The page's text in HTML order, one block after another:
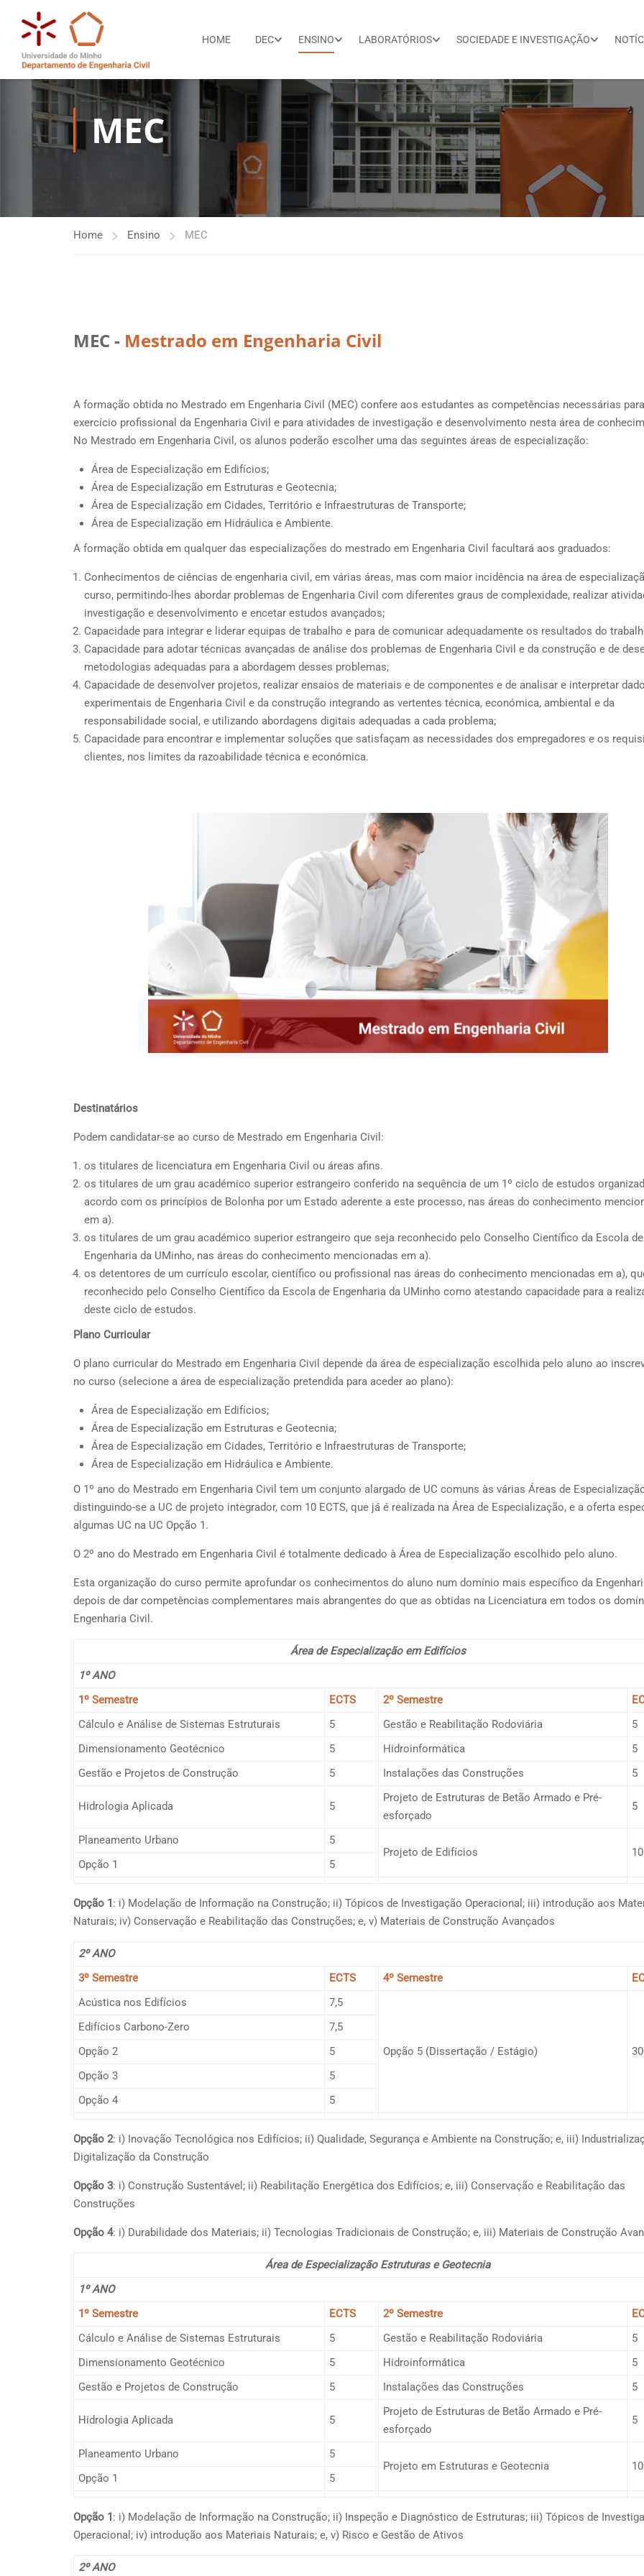
HOME DEC ENSINO LABORATÓRIOS SOCIEDADE E INVESTIGAÇÃO
MEC
Home Ensino MEC
MEC - Mestrado em Engenharia Civil
A formação obtida no Mestrado em Engenharia Civil (MEC) confere aos estudantes as competências necessárias
exercício profissional da Engenharia Civil e para atividades de investigação e desenvolvimento nesta área de
No Mestrado em Engenharia Civil, os alunos poderão escolher uma das seguintes áreas de especialização:
Área de Especialização em Edifícios;
Área de Especialização em Estruturas e Geotecnia;
Área de Especialização em Cidades, Território e Infraestruturas de Transporte;
Área de Especialização em Hidráulica e Ambiente.
A formação obtida em qualquer das especializações do mestrado em Engenharia Civil facultará aos graduados:
Conhecimentos de ciências de engenharia civil, em várias áreas, mas com maior incidência na área de
curso, permitindo-lhes abordar problemas de Engenharia Civil com diferentes graus de complexidade, realizar
investigação e desenvolvimento e encetar estudos avançados;
Capacidade para integrar e liderar equipas de trabalho e para de comunicar adequadamente os resultados do
Capacidade para adotar técnicas avançadas de análise dos problemas de Engenharia Civil e da construção e de
metodologias adequadas para a abordagem desses problemas;
Capacidade de desenvolver projetos, realizar ensaios de materiais e de componentes e de analisar e interpretar
experimentais de Engenharia Civil e da construção integrando as vertentes técnica, económica, ambiental e da
responsabilidade social, e utilizando abordagens digitais adequadas a cada problema;
Capacidade para encontrar e implementar soluções que satisfaçam as necessidades dos empregadores e os
clientes, nos limites da razoabilidade técnica e económica.
Destinatários
Podem candidatar-se ao curso de Mestrado em Engenharia Civil:
os titulares de licenciatura em Engenharia Civil ou áreas afins.
os titulares de um grau académico superior estrangeiro conferido na sequência de um 1º ciclo de estudos
acordo com os princípios de Bolonha por um Estado aderente a este processo, nas áreas do conhecimento
em a).
os titulares de um grau académico superior estrangeiro que seja reconhecido pelo Conselho Científico da Escola de
Engenharia da UMinho, nas áreas do conhecimento mencionadas em a).
os detentores de um currículo escolar, científico ou profissional nas áreas do conhecimento mencionadas em a),
reconhecido pelo Conselho Científico da Escola de Engenharia da UMinho como atestando capacidade para a
deste ciclo de estudos.
Plano Curricular
O plano curricular do Mestrado em Engenharia Civil depende da área de especialização escolhida pelo aluno ao
no curso (selecione a área de especialização pretendida para aceder ao plano):
Área de Especialização em Edifícios;
Área de Especialização em Estruturas e Geotecnia;
Área de Especialização em Cidades, Território e Infraestruturas de Transporte;
Área de Especialização em Hidráulica e Ambiente.
O 1º ano do Mestrado em Engenharia Civil tem um conjunto alargado de UC comuns às várias Áreas de
distinguindo-se a UC de projeto integrador, com 10 ECTS, que já é realizada na Área de Especialização, e a oferta
algumas UC na UC Opção 1.
O 2º ano do Mestrado em Engenharia Civil é totalmente dedicado à Área de Especialização escolhido pelo aluno.
Esta organização do curso permite aprofundar os conhecimentos do aluno num domínio mais específico da
depois de dar competências complementares mais abrangentes do que as obtidas na Licenciatura em todos os
Engenharia Civil.
Área de Especialização em Edifícios
1º ANO
1º Semestre
ECTS 2º Semestre
Cálculo e Análise de Sistemas Estruturais
5 Gestão e Reabilitação Rodoviária
5
Dimensionamento Geotécnico
5 Hidroinformática
5
Gestão e Projetos de Construção
5 Instalações das Construções 5
Hidrologia Aplicada 5
Projeto de Estruturas de Betão Armado e Pré-
esforçado
5
Planeamento Urbano
5
Projeto de Edifícios
10
Opção 1
5
Opção 1: i) Modelação de Informação na Construção; ii) Tópicos de Investigação Operacional; iii) introdução aos
Naturais; iv) Conservação e Reabilitação das Construções; e, v) Materiais de Construção Avançados
2º ANO
3º Semestre
ECTS 4º Semestre
Acústica nos Edifícios
7,5
Opção 5 (Dissertação / Estágio) 30
Edifícios Carbono-Zero
7,5
Opção 2
5
Opção 3
5
Opção 4
5
Opção 2: i) Inovação Tecnológica nos Edifícios; ii) Qualidade, Segurança e Ambiente na Construção; e, iii)
Digitalização da Construção
Opção 3: i) Construção Sustentável; ii) Reabilitação Energética dos Edifícios; e, iii) Conservação e Reabilitação das
Construções
Opção 4: i) Durabilidade dos Materiais; ii) Tecnologias Tradicionais de Construção; e, iii) Materiais de Construção
Área de Especialização Estruturas e Geotecnia
1º ANO
1º Semestre
ECTS 2º Semestre
Cálculo e Análise de Sistemas Estruturais
5 Gestão e Reabilitação Rodoviária
5
Dimensionamento Geotécnico
5 Hidroinformática
5
Gestão e Projetos de Construção
5 Instalações das Construções 5
Hidrologia Aplicada 5
Projeto de Estruturas de Betão Armado e Pré-
esforçado
5
Planeamento Urbano
5
Projeto em Estruturas e Geotecnia
10
Opção 1
5
Opção 1: i) Modelação de Informação na Construção; ii) Inspeção e Diagnóstico de Estruturas; iii) Tópicos de
Operacional; iv) introdução aos Materiais Naturais; e, v) Risco e Gestão de Ativos
2º ANO